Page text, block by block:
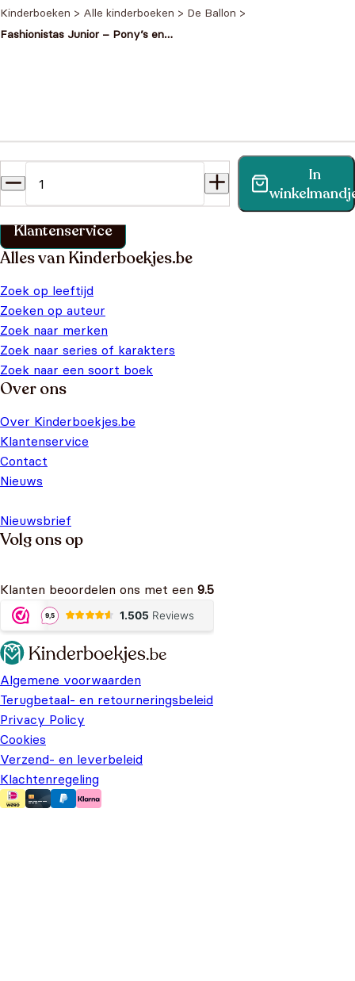
Kinderboeken > Alle kinderboeken > De Ballon >
Fashionistas Junior – Pony’s en
In
Vind binnen no-time antwoord op je vraag op onze
klantenservice pagina.
Klantenservice
Alles van Kinderboekjes.be
Zoek op leeftijd
Zoeken op auteur
Zoek naar merken
Zoek naar series of karakters
Zoek naar een soort boek
Over ons
Over Kinderboekjes.be
Klantenservice
Contact
Nieuws
Nieuwsbrief
Volg ons op
Klanten beoordelen ons met een 9.5
Algemene voorwaarden
Terugbetaal- en retourneringsbeleid
Privacy Policy
Cookies
Verzend- en leverbeleid
Klachtenregeling